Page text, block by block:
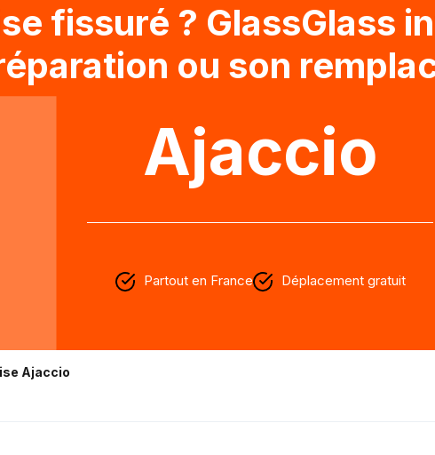
fissuré ? GlassGlass
ou son
Ajaccio
Partout en France Déplacement gratuit
Ajaccio